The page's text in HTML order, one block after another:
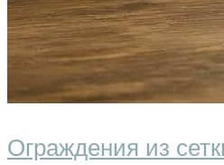
Ограждения из